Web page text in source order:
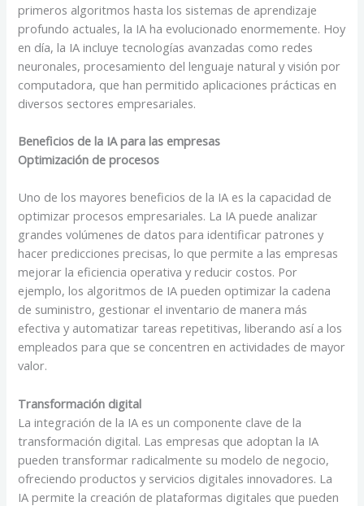
primeros algoritmos hasta los sistemas de aprendizaje
profundo actuales, la IA ha evolucionado enormemente. Hoy
en día, la IA incluye tecnologías avanzadas como redes
neuronales, procesamiento del lenguaje natural y visión por
computadora, que han permitido aplicaciones prácticas en
diversos sectores empresariales.
Beneficios de la IA para las empresas
Optimización de procesos
Uno de los mayores beneficios de la IA es la capacidad de
optimizar procesos empresariales. La IA puede analizar
grandes volúmenes de datos para identificar patrones y
hacer predicciones precisas, lo que permite a las empresas
mejorar la eficiencia operativa y reducir costos. Por
ejemplo, los algoritmos de IA pueden optimizar la cadena
de suministro, gestionar el inventario de manera más
efectiva y automatizar tareas repetitivas, liberando así a los
empleados para que se concentren en actividades de mayor
valor.
Transformación digital
La integración de la IA es un componente clave de la
transformación digital. Las empresas que adoptan la IA
pueden transformar radicalmente su modelo de negocio,
ofreciendo productos y servicios digitales innovadores. La
IA permite la creación de plataformas digitales que pueden